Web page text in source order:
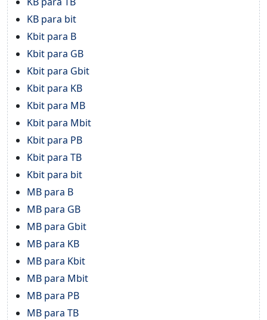
KB para bit
Kbit para B
Kbit para GB
Kbit para Gbit
Kbit para KB
Kbit para MB
Kbit para Mbit
Kbit para PB
Kbit para TB
Kbit para bit
MB para B
MB para GB
MB para Gbit
MB para KB
MB para Kbit
MB para Mbit
MB para PB
MB para TB